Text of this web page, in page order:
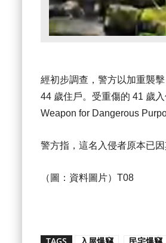
經初步調查，警方以加重襲
44 歲住戶。受重傷的 41 歲
Weapon for Dangerous
警方指，這名入侵者原本已
（圖：資料圖片）T08